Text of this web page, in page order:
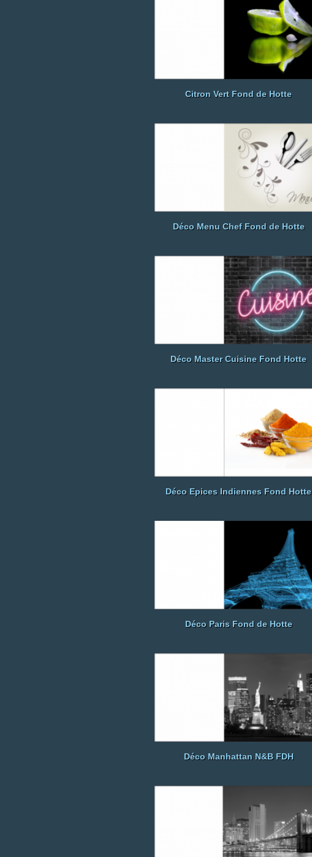
Citron Vert Fond de Hotte
Déco Menu Chef Fond de Hotte
Déco Master Cuisine Fond Hotte
Déco Epices Indiennes Fond Hotte
Déco Paris Fond de Hotte
Déco Manhattan N&B FDH